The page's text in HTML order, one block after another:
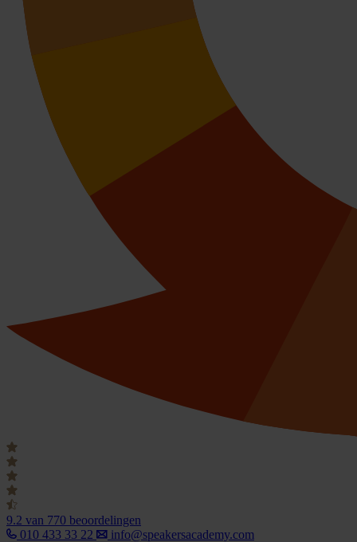
9.2 van 770 beoordelingen
010 433 33 22
info@speakersacademy.com